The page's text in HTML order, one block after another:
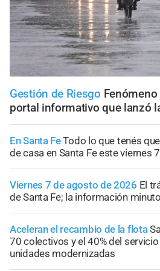
Gestión de Riesgo
portal informativo que lanzó
En Santa FeTodo lo que tenés
de casa en Santa Fe este viernes
Viernes 7 de agosto de 2026 El
de Santa Fe; la información
Aceleran el recambio de la flota
70 colectivos y el 40% del
unidades modernizadas